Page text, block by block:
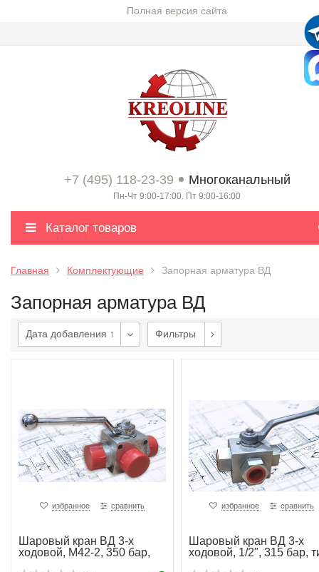
Полная версия сайта
+7 (495) 118-23-39 Многоканальный
Пн-Чт 9:00-17:00. Пт 9:00-16:00
Каталог товаров
Главная Комплектующие Запорная арматура ВД
Запорная арматура ВД
Дата добавления ↑ Фильтры
избранное сравнить
Шаровый кран ВД 3-х
ходовой, М42-2, 350 бар,
избранное сравнить
Шаровый кран ВД 3-х
ходовой, 1/2", 315 бар,